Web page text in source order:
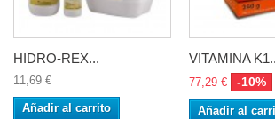
HIDRO-REX...
11,69 €
Añadir al carrito
VITAMINA
77,29 € -10%
Añadir al